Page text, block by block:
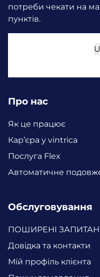
потреби чекати на
пунктів.
Про нас
Як це працює
Кар’єра у vintrica
Послуга Flex
Автоматичне
Обслуговування
ПОШИРЕНІ
Довідка та контакти
Мій профіль клієнта